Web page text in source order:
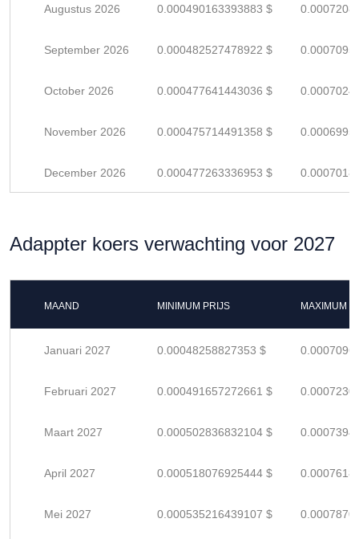
Augustus 2026 0.000490163393883 $
September 2026 0.000482527478922 $
October 2026 0.000477641443036 $
November 2026 0.000475714491358 $
December 2026 0.000477263336953 $
Adappter koers verwachting voor 2027
MAAND MINIMUM PRIJS MAXIMUM
Januari 2027 0.00048258827353 $
Februari 2027 0.000491657272661 $
Maart 2027 0.000502836832104 $
April 2027 0.000518076925444 $
Mei 2027 0.000535216439107 $